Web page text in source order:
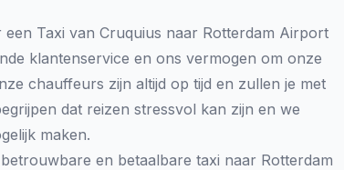
Taxi van Cruquius naar Rotterdam Airport
klantenservice en ons vermogen om onze
chauffeurs zijn altijd op tijd en zullen je met
dat reizen stressvol kan zijn en we
maken.
en betaalbare taxi naar Rotterdam